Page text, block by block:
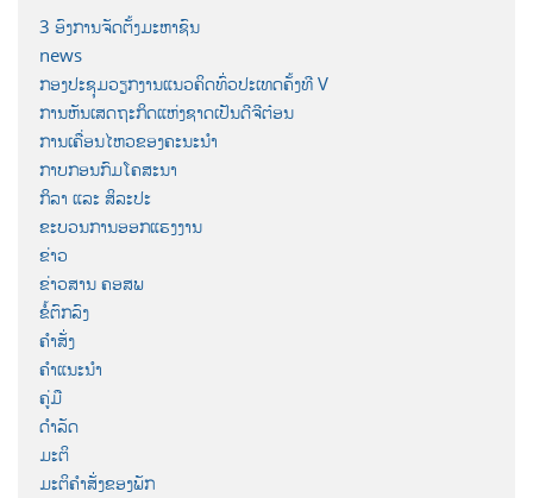
3 ອົງການຈັດຕັ້ງມະຫາຊົນ
news
ກອງປະຊຸມວຽກງານແນວຄິດທົ່ວປະເທດຄັ້ງທີ V
ການຫັນເສດຖະກິດແຫ່ງຊາດເປັນດີຈີຕ໋ອນ
ການເຄື່ອນໄຫວຂອງຄະນະນຳ
ກາບກອນກົມໂຄສະນາ
ກິລາ ແລະ ສິລະປະ
ຂະບວນການອອກແຮງງານ
ຂ່າວ
ຂ່າວສານ ຄອສພ
ຂໍ້ຕົກລົງ
ຄຳສັ່ງ
ຄຳແນະນຳ
ຄູ່ມື
ດຳລັດ
ມະຕິ
ມະຕິຄຳສັ່ງຂອງພັກ